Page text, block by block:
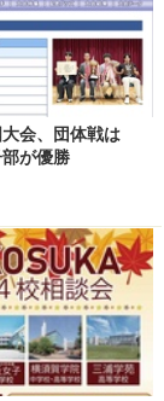
会、団体戦は
が優勝